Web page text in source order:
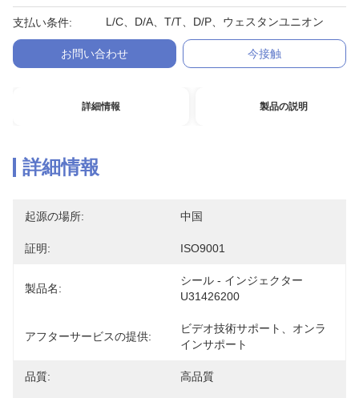
支払い条件: L/C、D/A、T/T、D/P、ウェスタンユニオン
お問い合わせ 今接触
詳細情報 製品の説明
詳細情報
起源の場所: 中国
証明: ISO9001
製品名:
シール - インジェクター
U31426200
アフターサービスの提供:
ビデオ技術サポート、オンラ
インサポート
品質: 高品質